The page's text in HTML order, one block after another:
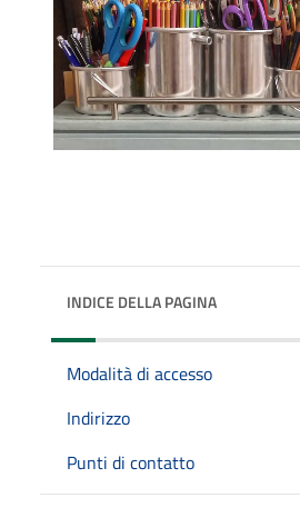
INDICE DELLA PAGINA
Modalità di accesso
Indirizzo
Punti di contatto